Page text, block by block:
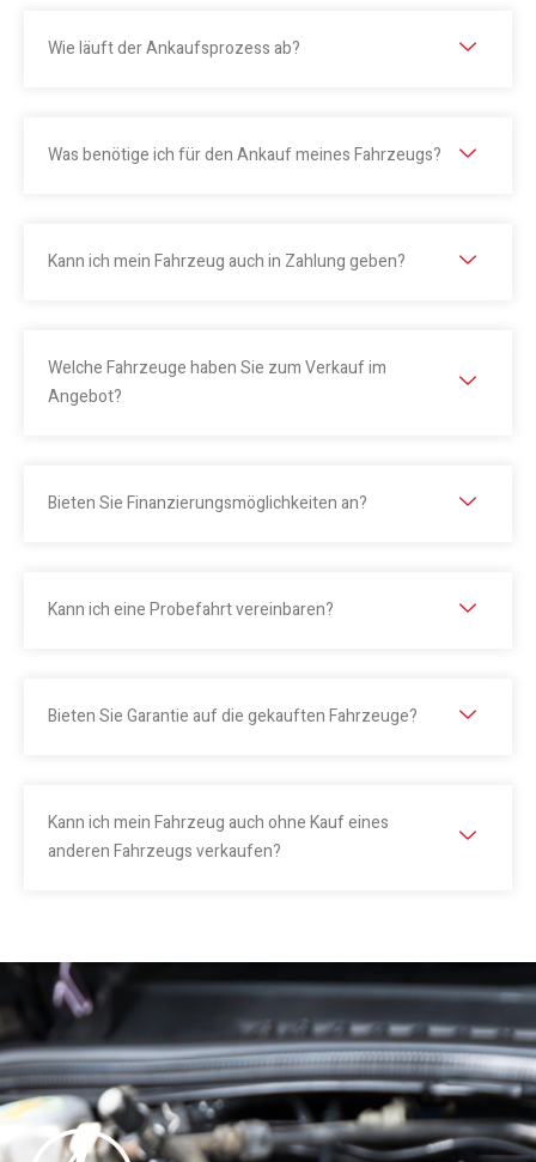
Wie läuft der Ankaufsprozess ab?
Was benötige ich für den Ankauf meines Fahrzeugs?
Kann ich mein Fahrzeug auch in Zahlung geben?
Welche Fahrzeuge haben Sie zum Verkauf im
Angebot?
Bieten Sie Finanzierungsmöglichkeiten an?
Kann ich eine Probefahrt vereinbaren?
Bieten Sie Garantie auf die gekauften Fahrzeuge?
Kann ich mein Fahrzeug auch ohne Kauf eines
anderen Fahrzeugs verkaufen?